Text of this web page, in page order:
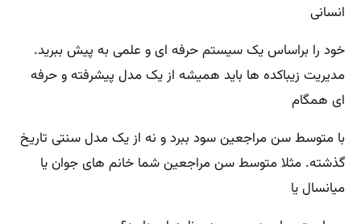
انسانی
خود را براساس یک سیستم حرفه ای و علمی به پیش ببرید.
مدیریت زیباکده ها باید همیشه از یک مدل پیشرفته و حرفه
ای همگام
با متوسط سن مراجعین سود ببرد و نه از یک مدل سنتی تاریخ
گذشته. مثلا متوسط سن مراجعین شما خانم های جوان یا
میانسال یا